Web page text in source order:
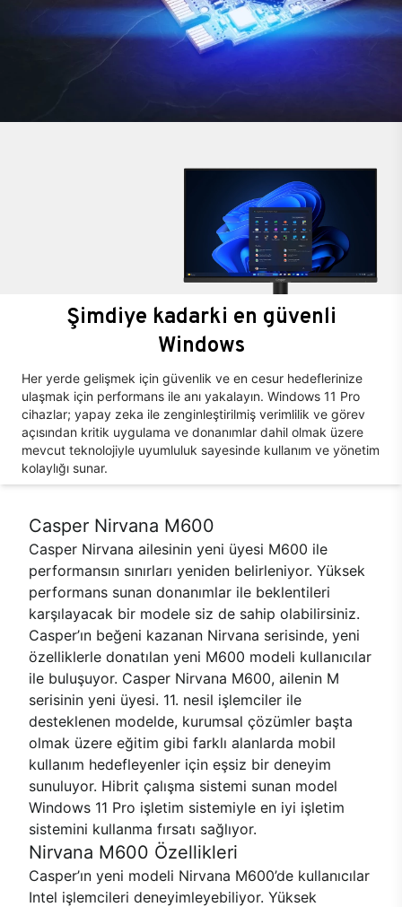
Şimdiye kadarki en güvenli
Windows
Her yerde gelişmek için güvenlik ve en cesur hedeflerinize
ulaşmak için performans ile anı yakalayın. Windows 11 Pro
cihazlar; yapay zeka ile zenginleştirilmiş verimlilik ve görev
açısından kritik uygulama ve donanımlar dahil olmak üzere
mevcut teknolojiyle uyumluluk sayesinde kullanım ve yönetim
kolaylığı sunar.
Casper Nirvana M600
Casper Nirvana ailesinin yeni üyesi M600 ile
performansın sınırları yeniden belirleniyor. Yüksek
performans sunan donanımlar ile beklentileri
karşılayacak bir modele siz de sahip olabilirsiniz.
Casper’ın beğeni kazanan Nirvana serisinde, yeni
özelliklerle donatılan yeni M600 modeli kullanıcılar
ile buluşuyor. Casper Nirvana M600, ailenin M
serisinin yeni üyesi. 11. nesil işlemciler ile
desteklenen modelde, kurumsal çözümler başta
olmak üzere eğitim gibi farklı alanlarda mobil
kullanım hedefleyenler için eşsiz bir deneyim
sunuluyor. Hibrit çalışma sistemi sunan model
Windows 11 Pro işletim sistemiyle en iyi işletim
sistemini kullanma fırsatı sağlıyor.
Nirvana M600 Özellikleri
Casper’ın yeni modeli Nirvana M600’de kullanıcılar
Intel işlemcileri deneyimleyebiliyor. Yüksek